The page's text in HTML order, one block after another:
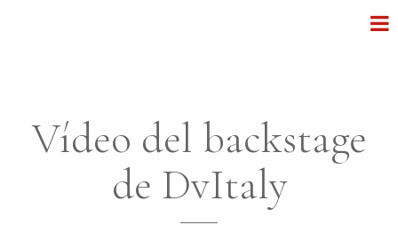
Vídeo del backstage
de DvItaly